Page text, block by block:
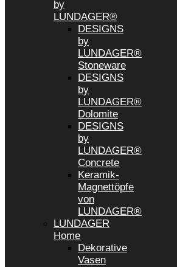
by
LUNDAGER®
DESIGNS
by
LUNDAGER®
Stoneware
DESIGNS
by
LUNDAGER®
Dolomite
DESIGNS
by
LUNDAGER®
Concrete
Keramik-
Magnettöpfe
von
LUNDAGER®
LUNDAGER
Home
Dekorative
Vasen